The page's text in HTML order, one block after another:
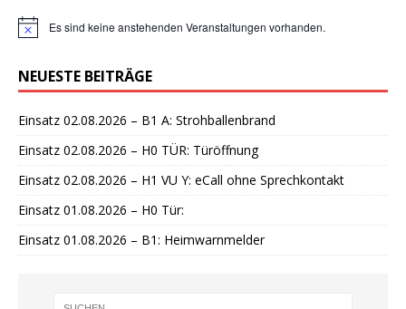
H
w
e
s
Es sind keine anstehenden Veranstaltungen vorhanden.
NEUESTE BEITRÄGE
Einsatz 02.08.2026 – B1 A: Strohballenbrand
Einsatz 02.08.2026 – H0 TÜR: Türöffnung
Einsatz 02.08.2026 – H1 VU Y: eCall ohne Sprechkontakt
Einsatz 01.08.2026 – H0 Tür:
Einsatz 01.08.2026 – B1: Heimwarnmelder